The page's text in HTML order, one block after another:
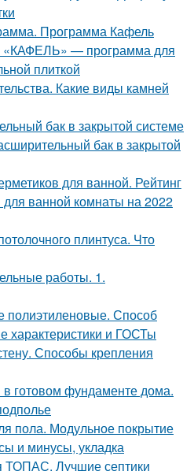
Программа Кафель
«КАФЕЛЬ» — программа для
плиткой
Какие виды камней
бак в закрытой системе
бак в закрытой
для ванной. Рейтинг
для ванной комнаты на 2022
плинтуса. Что
работы. 1.
полиэтиленовые. Способ
характеристики и ГОСТы
Способы крепления
в готовом фундаменте дома.
пола. Модульное покрытие
и минусы, укладка
ТОПАС. Лучшие септики